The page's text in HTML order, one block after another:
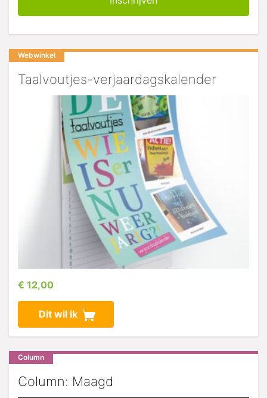
Webwinkel
Taalvoutjes-verjaardagskalender
€ 12,00
Dit wil ik
Column
Column: Maagd